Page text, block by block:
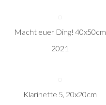
Macht euer Ding! 40x50cm
2021
Klarinette 5, 20x20cm